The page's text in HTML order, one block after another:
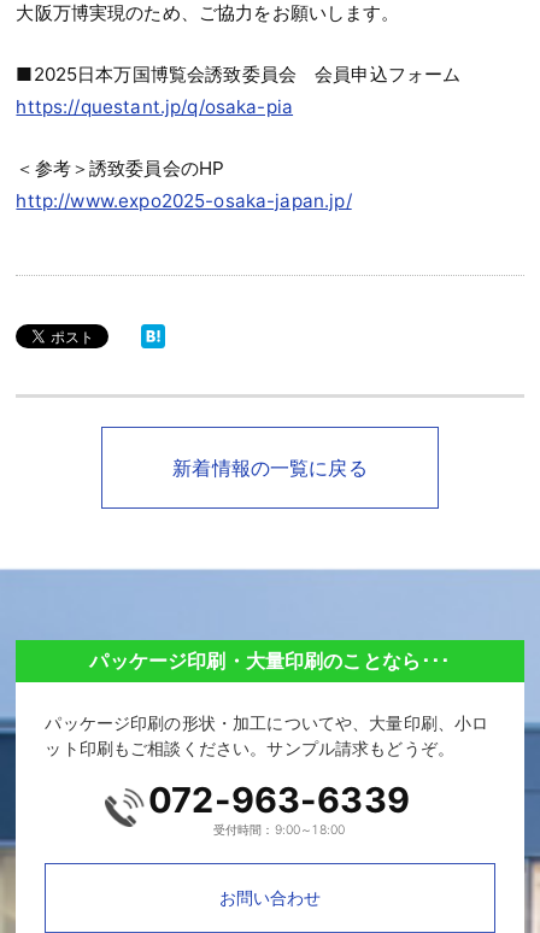
大阪万博実現のため、ご協力をお願いします。
■2025日本万国博覧会誘致委員会 会員申込フォーム
https://questant.jp/q/osaka-pia
＜参考＞誘致委員会のHP
http://www.expo2025-osaka-japan.jp/
新着情報の一覧に戻る
パッケージ印刷・大量印刷のことなら･･･
パッケージ印刷の形状・加工についてや、大量印刷、小ロ
ット印刷もご相談ください。サンプル請求もどうぞ。
072-963-6339
受付時間：9:00～18:00
お問い合わせ